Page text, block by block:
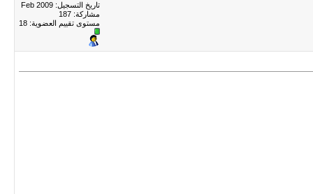
تاريخ التسجيل: Feb 2009
مشاركة: 187
مستوى تقييم العضوية: 18